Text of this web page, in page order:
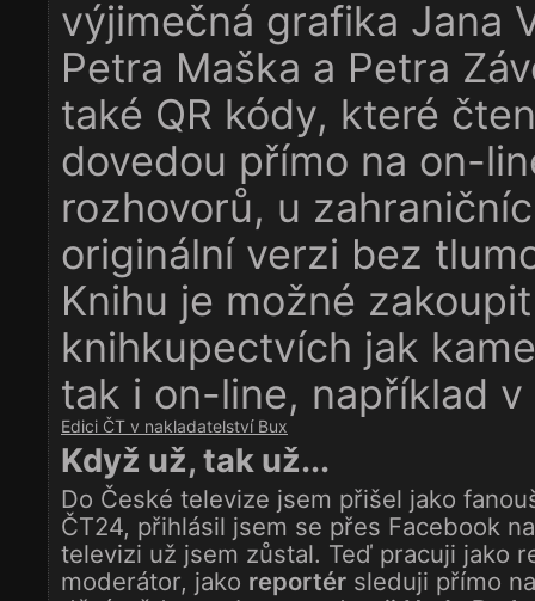
výjimečná grafika Jana
Petra Maška a Petra
také QR kódy, které
dovedou přímo na on-
rozhovorů, u
originální verzi bez
Knihu je možné
knihkupectvích jak
tak i on-line, například v
Edici ČT v nakladatelství Bux
Když už, tak už...
Do České televize jsem přišel jako
ČT24, přihlásil jsem se přes Facebook
televizi už jsem zůstal. Teď pracuji jako
moderátor, jako reportér sleduji přímo